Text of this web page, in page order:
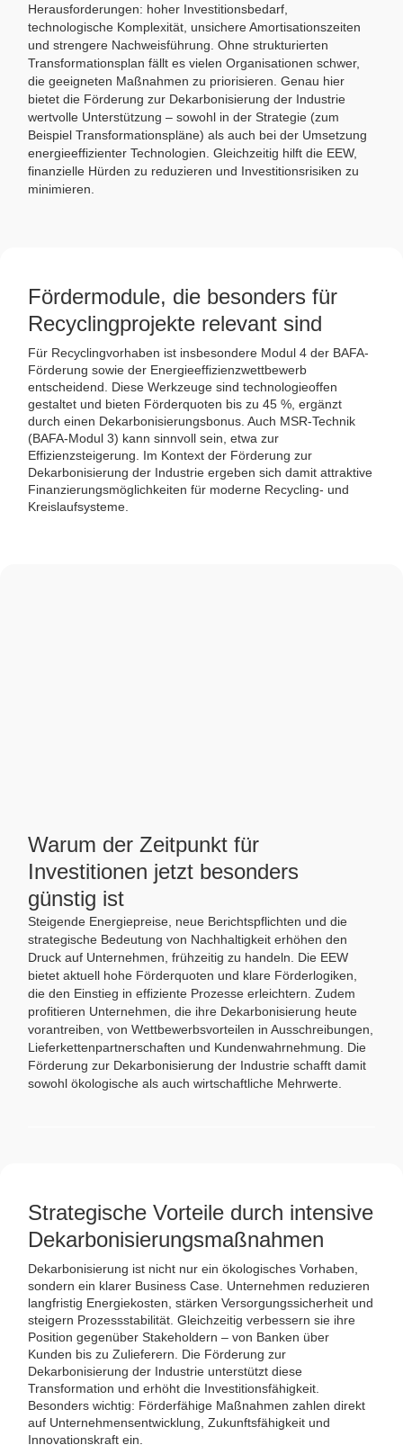
Herausforderungen: hoher Investitionsbedarf,
technologische Komplexität, unsichere Amortisationszeiten
und strengere Nachweisführung. Ohne strukturierten
Transformationsplan fällt es vielen Organisationen schwer,
die geeigneten Maßnahmen zu priorisieren. Genau hier
bietet die Förderung zur Dekarbonisierung der Industrie
wertvolle Unterstützung – sowohl in der Strategie (zum
Beispiel Transformationspläne) als auch bei der Umsetzung
energieeffizienter Technologien. Gleichzeitig hilft die EEW,
finanzielle Hürden zu reduzieren und Investitionsrisiken zu
minimieren.
Fördermodule, die besonders für
Recyclingprojekte relevant sind
Für Recyclingvorhaben ist insbesondere Modul 4 der BAFA-
Förderung sowie der Energieeffizienzwettbewerb
entscheidend. Diese Werkzeuge sind technologieoffen
gestaltet und bieten Förderquoten bis zu 45 %, ergänzt
durch einen Dekarbonisierungsbonus. Auch MSR-Technik
(BAFA-Modul 3) kann sinnvoll sein, etwa zur
Effizienzsteigerung. Im Kontext der Förderung zur
Dekarbonisierung der Industrie ergeben sich damit attraktive
Finanzierungsmöglichkeiten für moderne Recycling- und
Kreislaufsysteme.
Warum der Zeitpunkt für
Investitionen jetzt besonders
günstig ist
Steigende Energiepreise, neue Berichtspflichten und die
strategische Bedeutung von Nachhaltigkeit erhöhen den
Druck auf Unternehmen, frühzeitig zu handeln. Die EEW
bietet aktuell hohe Förderquoten und klare Förderlogiken,
die den Einstieg in effiziente Prozesse erleichtern. Zudem
profitieren Unternehmen, die ihre Dekarbonisierung heute
vorantreiben, von Wettbewerbsvorteilen in Ausschreibungen,
Lieferkettenpartnerschaften und Kundenwahrnehmung. Die
Förderung zur Dekarbonisierung der Industrie schafft damit
sowohl ökologische als auch wirtschaftliche Mehrwerte.
Strategische Vorteile durch intensive
Dekarbonisierungsmaßnahmen
Dekarbonisierung ist nicht nur ein ökologisches Vorhaben,
sondern ein klarer Business Case. Unternehmen reduzieren
langfristig Energiekosten, stärken Versorgungssicherheit und
steigern Prozessstabilität. Gleichzeitig verbessern sie ihre
Position gegenüber Stakeholdern – von Banken über
Kunden bis zu Zulieferern. Die Förderung zur
Dekarbonisierung der Industrie unterstützt diese
Transformation und erhöht die Investitionsfähigkeit.
Besonders wichtig: Förderfähige Maßnahmen zahlen direkt
auf Unternehmensentwicklung, Zukunftsfähigkeit und
Innovationskraft ein.